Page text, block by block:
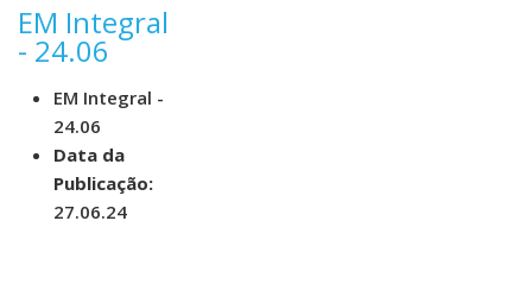
EM Integral
- 24.06
EM Integral -
24.06
Data da
Publicação:
27.06.24